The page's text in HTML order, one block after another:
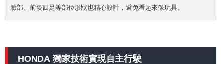
臉部、前後四足等部位形狀也精心設計，避免看起來像玩具。
HONDA 獨家技術實現自主行駛